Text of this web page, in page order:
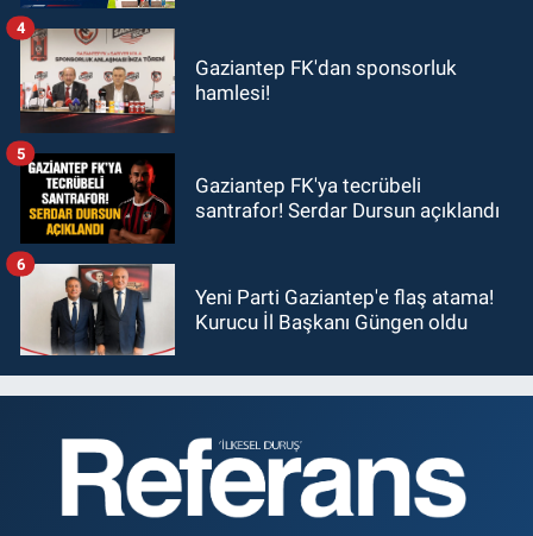
Gaziantep FK'dan sponsorluk
hamlesi!
4
Gaziantep FK'ya tecrübeli
santrafor! Serdar Dursun açıklandı
5
Yeni Parti Gaziantep'e flaş atama!
Kurucu İl Başkanı Güngen oldu
6